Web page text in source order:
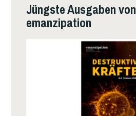
Jüngste Ausgaben von
emanzipation